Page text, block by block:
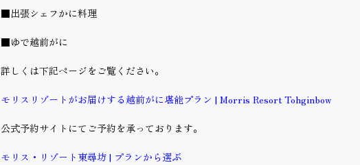
■出張シェフかに料理
■ゆで越前がに
詳しくは下記ページをご覧ください。
モリスリゾートがお届けする越前がに堪能プラン | Morris Resort Tohginbow
公式予約サイトにてご予約を承っております。
モリス・リゾート東尋坊 | プランから選ぶ